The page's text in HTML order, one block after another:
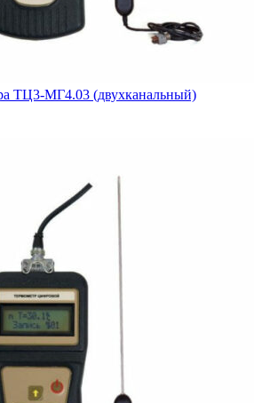
ТЦ3-МГ4.03 (двухканальный)